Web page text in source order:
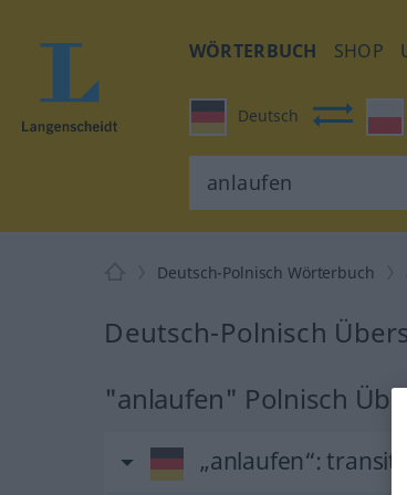
WÖRTERBUCH SHOP
Deutsch
Deutsch-Polnisch Wörterbuch
Deutsch-Polnisch
"anlaufen" Polnisch
„anlaufen“: